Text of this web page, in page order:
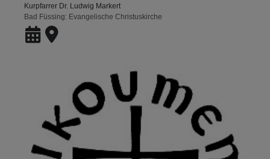
Kurpfarrer Dr. Ludwig Markert
Bad Füssing
Evangelische Christuskirche